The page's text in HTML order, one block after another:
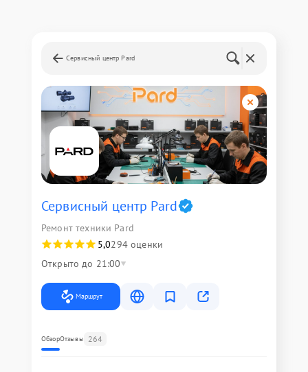
Сервисный центр Pard
Сервисный центр Pard
Ремонт техники Pard
5,0294 оценки
Открыто до 21:00
Маршрут
ОбзорОтзывы 264